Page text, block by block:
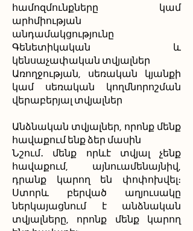
համոզմունքները կամ
արհմիության
անդամակցությունը
Գենետիկական և
կենսաչափական տվյալներ
Առողջության, սեռական կյանքի
կամ սեռական կողմնորոշման
վերաբերյալ տվյալներ
Անձնական տվյալներ, որոնք մենք
հավաքում ենք ձեր մասին
Նշում․ մենք որևէ տվյալ չենք
հավաքում, այնուամենայնիվ,
դրանք կարող են փոփոխվել։
Ստորև բերված աղյուսակը
ներկայացնում է անձնական
տվյալները, որոնք մենք կարող